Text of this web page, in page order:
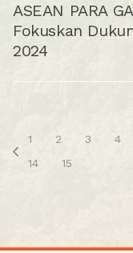
ASEAN PARA
Fokuskan
2024
1 2 3 4
14
15